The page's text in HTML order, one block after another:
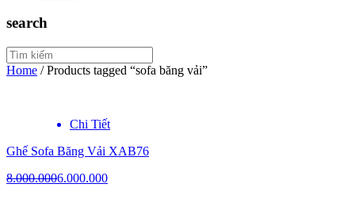
search
Home /Products tagged “sofa băng vải”
Chi Tiết
Ghế Sofa Băng Vải XAB76
8.000.0006.000.000